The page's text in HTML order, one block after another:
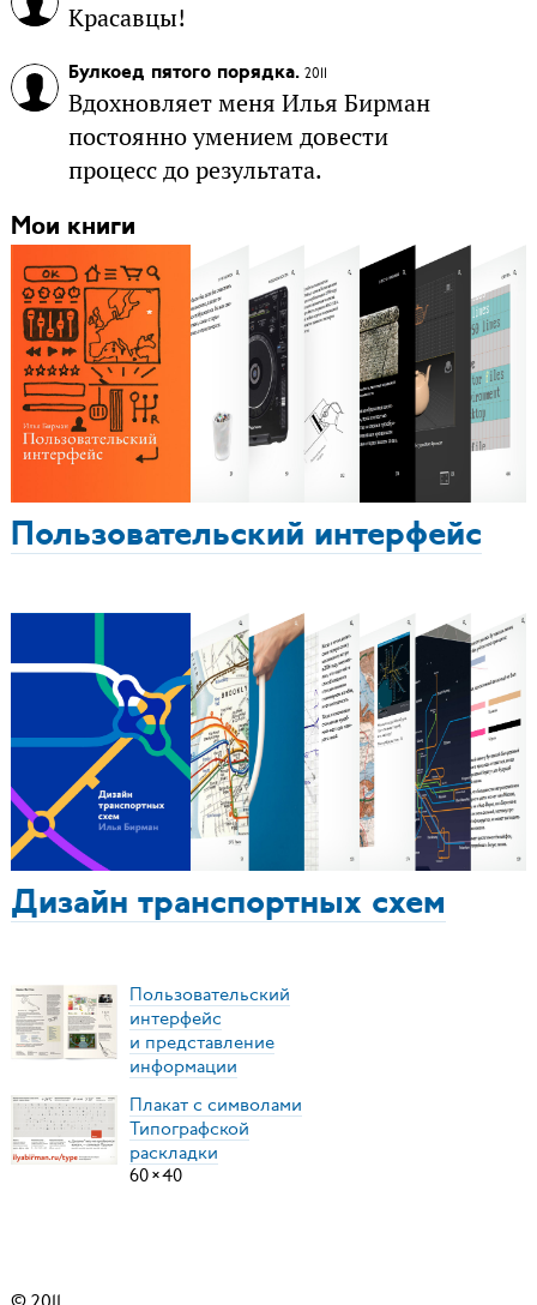
Красавцы!
Булкоед пятого порядка. 2011
Вдохновляет меня Илья Бирман
постоянно умением довести
процесс до результата.
Мои книги
Пользовательский интерфейс
Дизайн транспортных схем
Пользовательский
интерфейс
и представление
информации
Плакат с символами
Типографской
раскладки
60×40